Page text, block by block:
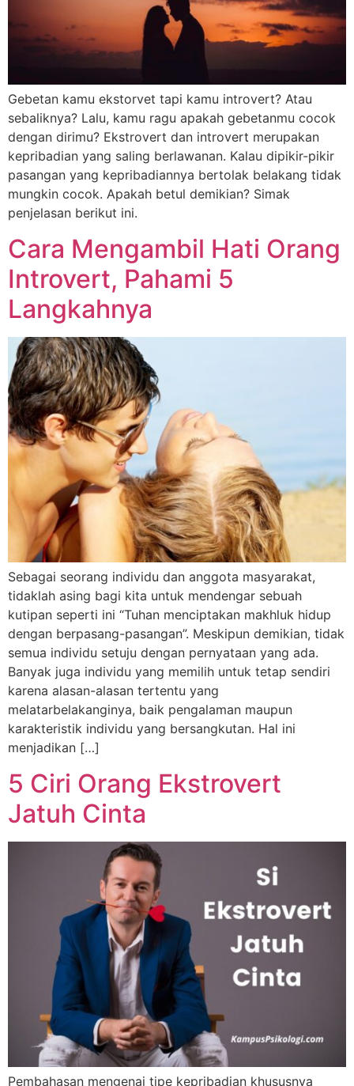
Gebetan kamu ekstorvet tapi kamu introvert? Atau
sebaliknya? Lalu, kamu ragu apakah gebetanmu cocok
dengan dirimu? Ekstrovert dan introvert merupakan
kepribadian yang saling berlawanan. Kalau dipikir-pikir
pasangan yang kepribadiannya bertolak belakang tidak
mungkin cocok. Apakah betul demikian? Simak
penjelasan berikut ini.
Cara Mengambil Hati Orang
Introvert, Pahami 5
Langkahnya
Sebagai seorang individu dan anggota masyarakat,
tidaklah asing bagi kita untuk mendengar sebuah
kutipan seperti ini “Tuhan menciptakan makhluk hidup
dengan berpasang-pasangan”. Meskipun demikian, tidak
semua individu setuju dengan pernyataan yang ada.
Banyak juga individu yang memilih untuk tetap sendiri
karena alasan-alasan tertentu yang
melatarbelakanginya, baik pengalaman maupun
karakteristik individu yang bersangkutan. Hal ini
menjadikan […]
5 Ciri Orang Ekstrovert
Jatuh Cinta
Pembahasan mengenai tipe kepribadian khususnya